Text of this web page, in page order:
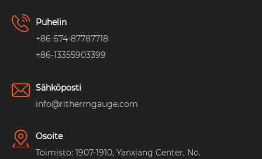
Puhelin
+86-574-87787718
+86-13355903399
Sähköposti
info@rithermgauge.com
Osoite
Toimisto: 1907-1910, Yanxiang Center, No.